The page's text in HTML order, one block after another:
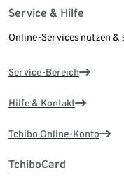
Service & Hilfe
Online-Services nutzen
Service-Bereich
Hilfe & Kontakt
Tchibo Online-Konto
TchiboCard